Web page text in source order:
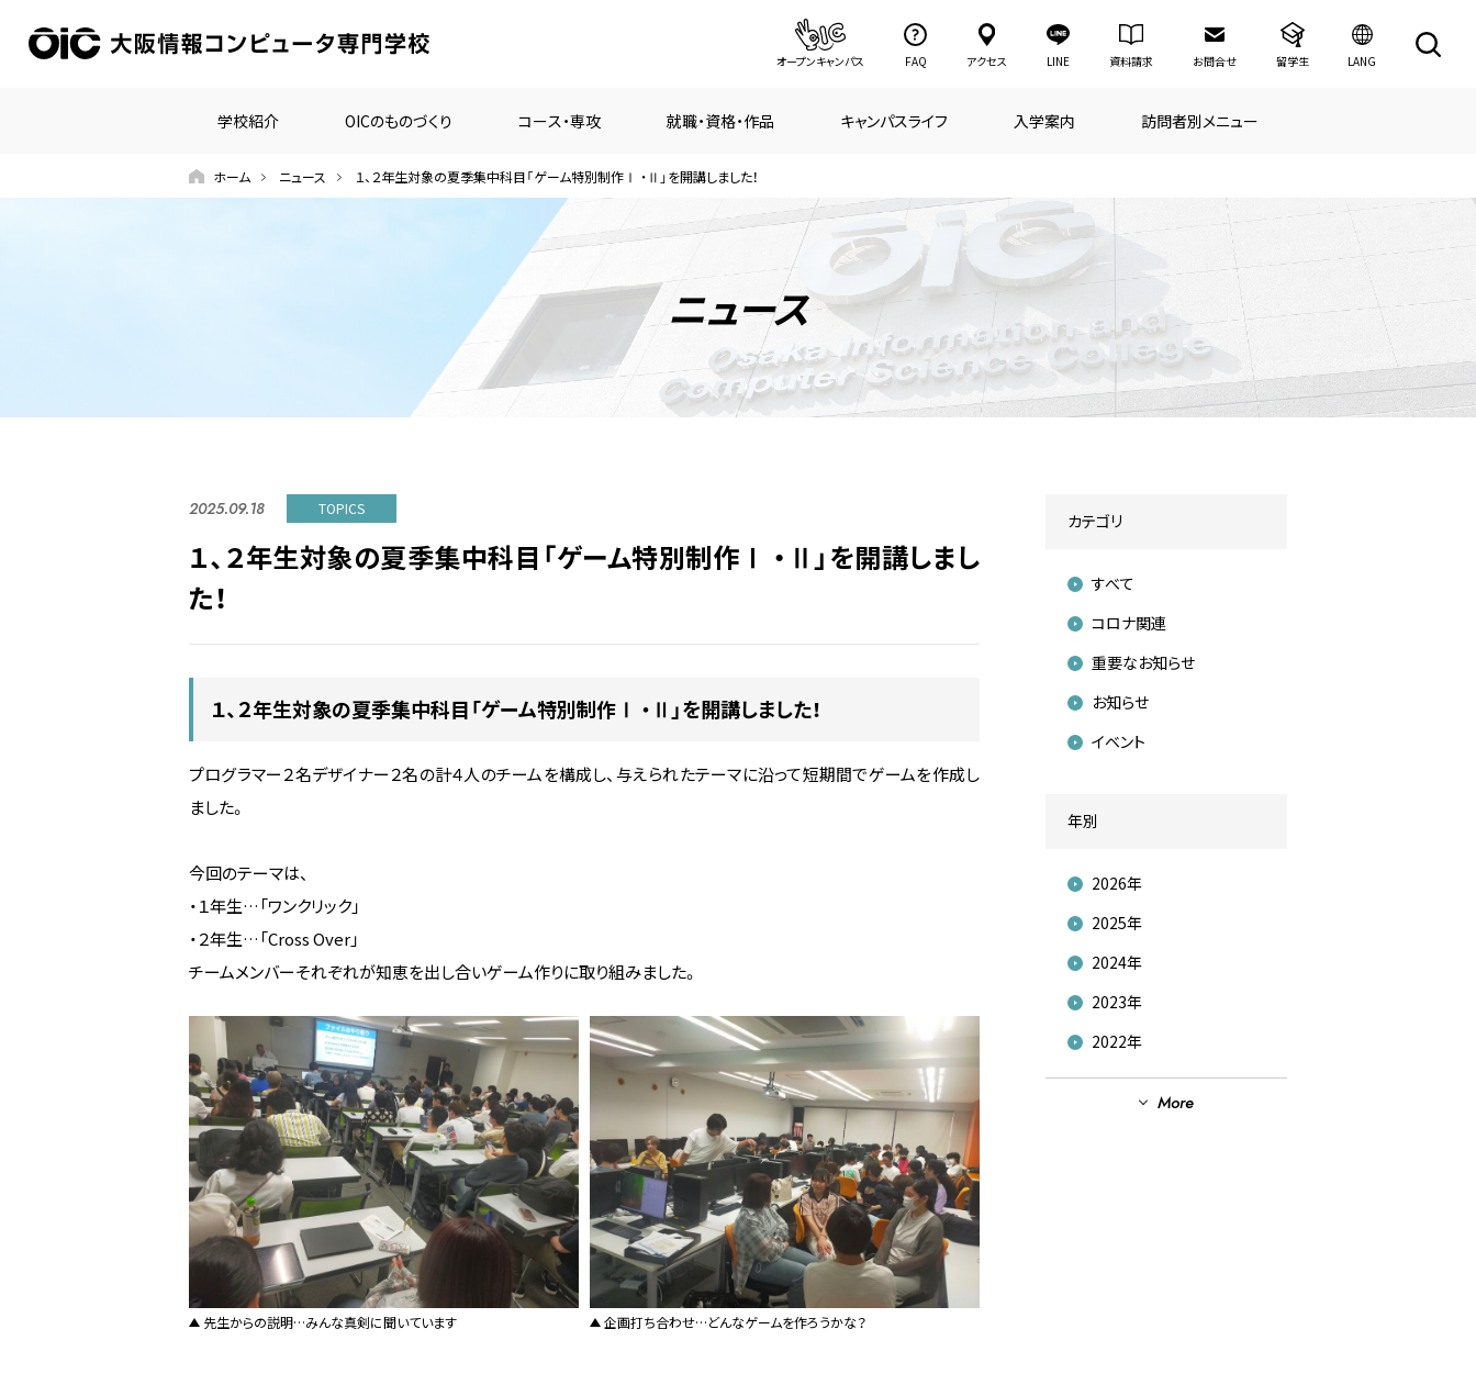
オープンキャンパス FAQ アクセス LINE 資料請求 お問合せ 留学生 LANG
学校紹介 OICのものづくり コース・専攻 就職・資格・作品 キャンパスライフ 入学案内 訪問者別メニュー
ホーム ニュース １、２年生対象の夏季集中科目「ゲーム特別制作Ⅰ ・Ⅱ」を開講しました！
ニュース
2025.09.18 TOPICS
１、２年生対象の夏季集中科目「ゲーム特別制作Ⅰ ・Ⅱ」を開講しまし
た！
１、２年生対象の夏季集中科目「ゲーム特別制作Ⅰ ・Ⅱ」を開講しました！
プログラマー２名デザイナー２名の計４人のチームを構成し、与えられたテーマに沿って短期間でゲームを作成し
ました。
今回のテーマは、
・１年生…「ワンクリック」
・２年生…「Cross Over」
チームメンバーそれぞれが知恵を出し合いゲーム作りに取り組みました。
先生からの説明…みんな真剣に聞いています 企画打ち合わせ…どんなゲームを作ろうかな？
カテゴリ
すべて
コロナ関連
重要なお知らせ
お知らせ
イベント
年別
2026年
2025年
2024年
2023年
2022年
2021年
More